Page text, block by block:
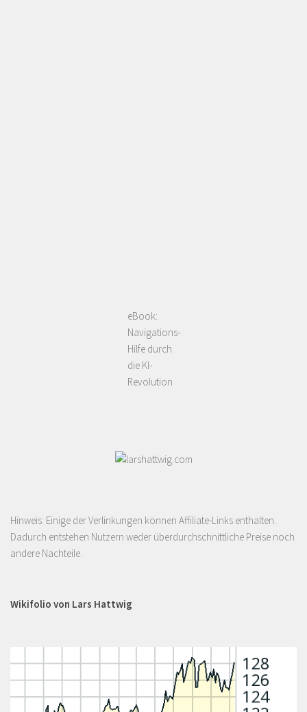
eBook:
Navigations-
Hilfe durch
die KI-
Revolution
Hinweis: Einige der Verlinkungen können Affiliate-Links enthalten.
Dadurch entstehen Nutzern weder überdurchschnittliche Preise noch
andere Nachteile.
Wikifolio von Lars Hattwig